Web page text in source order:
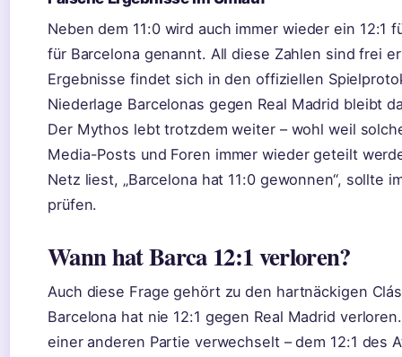
Neben dem 11:0 wird auch immer wieder ein 12:1
für Barcelona genannt. All diese Zahlen sind frei
Ergebnisse findet sich in den offiziellen
Niederlage Barcelonas gegen Real Madrid bleibt
Der Mythos lebt trotzdem weiter – wohl weil
Media-Posts und Foren immer wieder geteilt
Netz liest, „Barcelona hat 11:0 gewonnen“, sollte
prüfen.
Wann hat Barca 12:1 verloren?
Auch diese Frage gehört zu den hartnäckigen
Barcelona hat nie 12:1 gegen Real Madrid
einer anderen Partie verwechselt – dem 12:1 des